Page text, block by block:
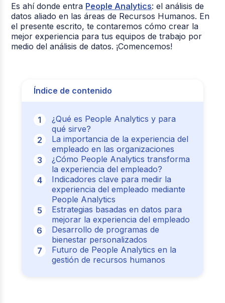
Es ahí donde entra People Analytics: el análisis de
datos aliado en las áreas de Recursos Humanos. En
el presente escrito, te contaremos cómo crear la
mejor experiencia para tus equipos de trabajo por
medio del análisis de datos. ¡Comencemos!
Índice de contenido
¿Qué es People Analytics y para
qué sirve?
La importancia de la experiencia del
empleado en las organizaciones
¿Cómo People Analytics transforma
la experiencia del empleado?
Indicadores clave para medir la
experiencia del empleado mediante
People Analytics
Estrategias basadas en datos para
mejorar la experiencia del empleado
Desarrollo de programas de
bienestar personalizados
Futuro de People Analytics en la
gestión de recursos humanos